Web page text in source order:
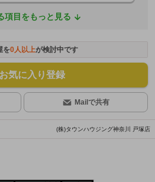
項目をもっと見る
を0人以上が検討中です
お気に入り登録
Mailで共有
(株)タウンハウジング神奈川 戸塚店